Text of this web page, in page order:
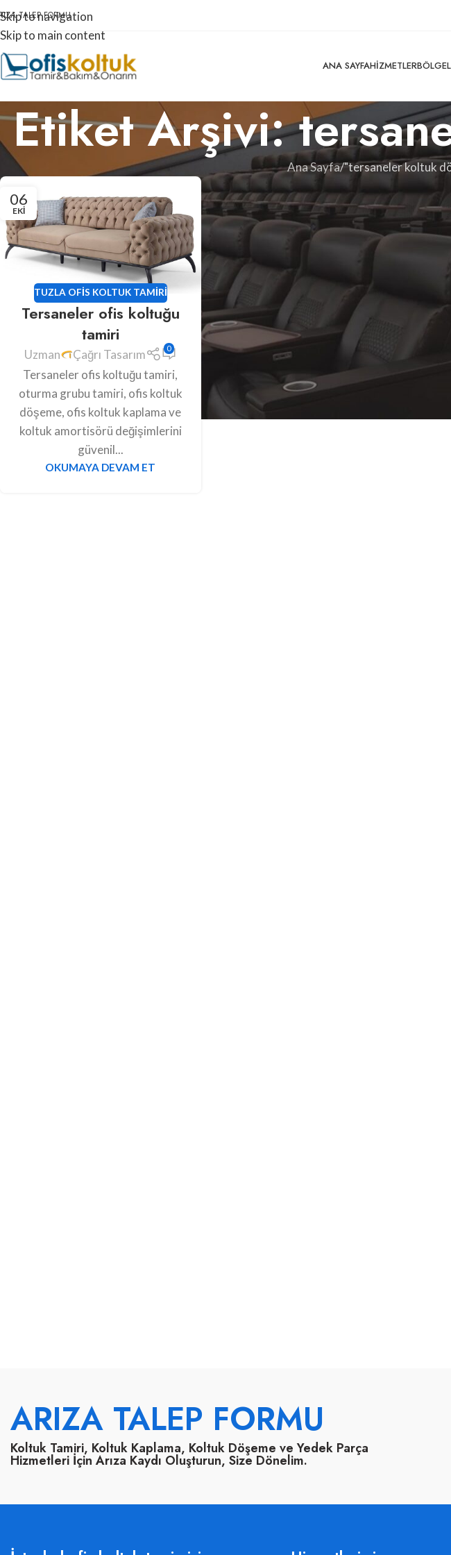
Skip to navigation
Skip to main content
TALEP FORMU
ANA SAYFAHIZMETLER
Etiket Arşivi:
Ana Sayfa "tersaneler koltuk
06
EKI
TUZLA OFIS KOLTUK TAMIRI
Tersaneler ofis koltuğu
tamiri
Uzman Çağrı Tasarım 0
Tersaneler ofis koltuğu tamiri,
oturma grubu tamiri, ofis koltuk
döşeme, ofis koltuk kaplama ve
koltuk amortisörü değişimlerini
güvenil...
OKUMAYA DEVAM ET
ARIZA TALEP FORMU
Koltuk Tamiri, Koltuk Kaplama, Koltuk Döşeme ve Yedek Parça
Hizmetleri İçin Arıza Kaydı Oluşturun, Size Dönelim.